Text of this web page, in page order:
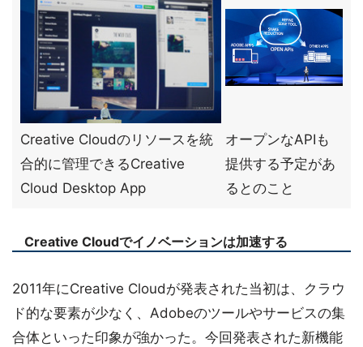
Creative Cloudのリソースを統
合的に管理できるCreative
Cloud Desktop App
オープンなAPIも
提供する予定があ
るとのこと
Creative Cloudでイノベーションは加速する
2011年にCreative Cloudが発表された当初は、クラウ
ド的な要素が少なく、Adobeのツールやサービスの集
合体といった印象が強かった。今回発表された新機能